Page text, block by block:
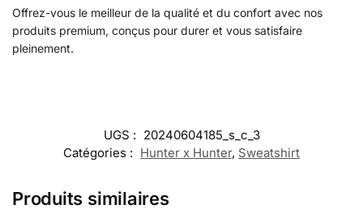
Offrez-vous le meilleur de la qualité et du confort avec nos
produits premium, conçus pour durer et vous satisfaire
pleinement.
UGS : 20240604185_s_c_3
Catégories : Hunter x Hunter, Sweatshirt
Produits similaires